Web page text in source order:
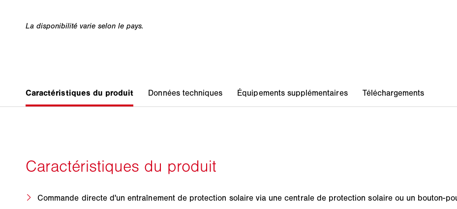
Commande directe d'un entraînement de protection solaire via une centrale de protection solaire ou un bouton-